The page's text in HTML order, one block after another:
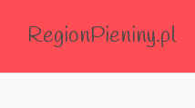
RegionPieniny.pl